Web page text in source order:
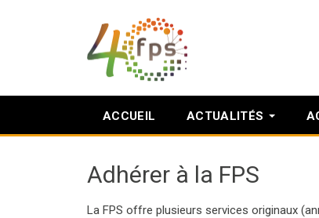
ACCUEIL ACTUALITÉS
Adhérer à la FPS
La FPS offre plusieurs services originaux